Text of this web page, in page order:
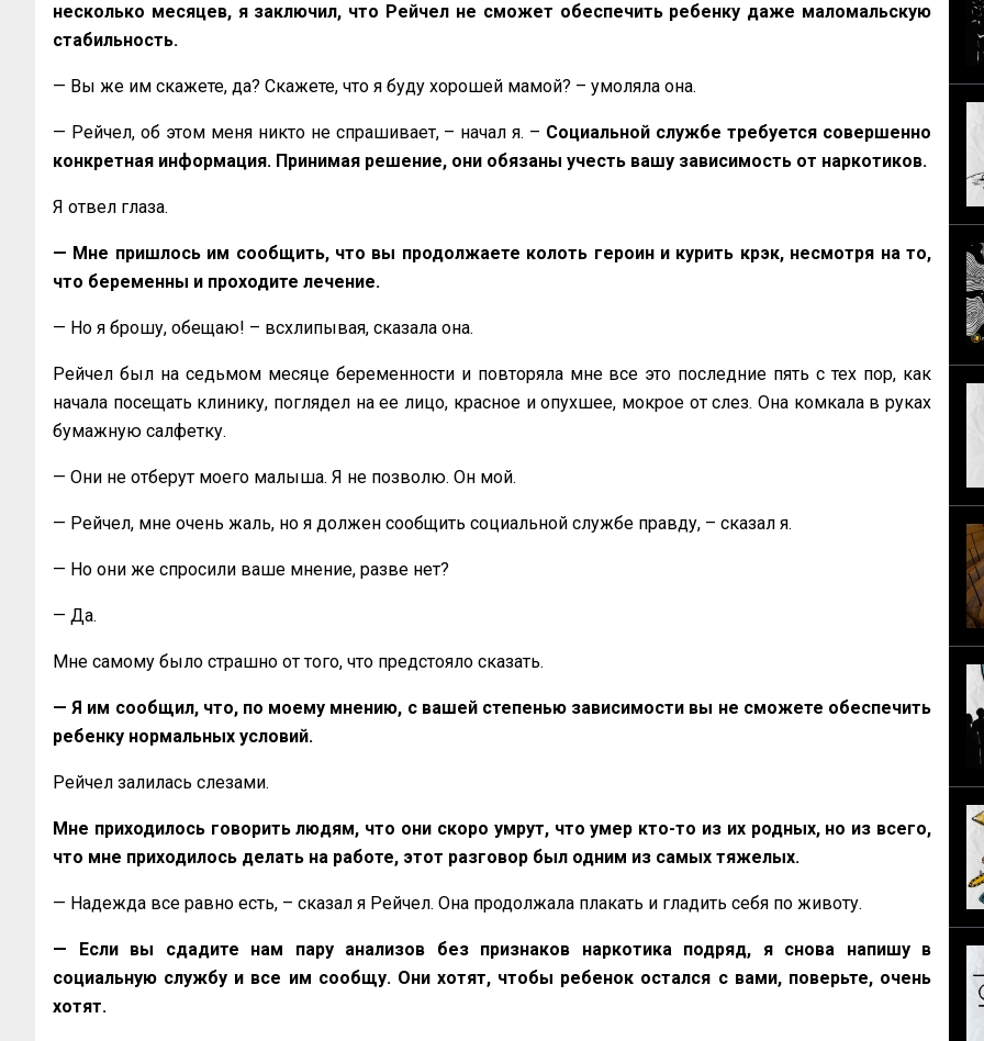
несколько месяцев, я заключил, что Рейчел не сможет обеспечить ребенку даже маломальскую
стабильность.
— Вы же им скажете, да? Скажете, что я буду хорошей мамой? – умоляла она.
— Рейчел, об этом меня никто не спрашивает, – начал я. – Социальной службе требуется совершенно
конкретная информация. Принимая решение, они обязаны учесть вашу зависимость от наркотиков.
Я отвел глаза.
— Мне пришлось им сообщить, что вы продолжаете колоть героин и курить крэк, несмотря на то,
что беременны и проходите лечение.
— Но я брошу, обещаю! – всхлипывая, сказала она.
Рейчел был на седьмом месяце беременности и повторяла мне все это последние пять с тех пор, как
начала посещать клинику, поглядел на ее лицо, красное и опухшее, мокрое от слез. Она комкала в руках
бумажную салфетку.
— Они не отберут моего малыша. Я не позволю. Он мой.
— Рейчел, мне очень жаль, но я должен сообщить социальной службе правду, – сказал я.
— Но они же спросили ваше мнение, разве нет?
— Да.
Мне самому было страшно от того, что предстояло сказать.
— Я им сообщил, что, по моему мнению, с вашей степенью зависимости вы не сможете обеспечить
ребенку нормальных условий.
Рейчел залилась слезами.
Мне приходилось говорить людям, что они скоро умрут, что умер кто-то из их родных, но из всего,
что мне приходилось делать на работе, этот разговор был одним из самых тяжелых.
— Надежда все равно есть, – сказал я Рейчел. Она продолжала плакать и гладить себя по животу.
— Если вы сдадите нам пару анализов без признаков наркотика подряд, я снова напишу в
социальную службу и все им сообщу. Они хотят, чтобы ребенок остался с вами, поверьте, очень
хотят.